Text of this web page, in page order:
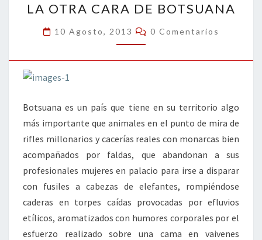
OTRA
CARA
DE
BOTSUANA
LA OTRA CARA DE BOTSUANA
10 Agosto, 2013 Comentarios
0 Comentarios
Botsuana es un país que tiene en su territorio algo
más importante que animales en el punto de mira de
rifles millonarios y cacerías reales con monarcas bien
acompañados por faldas, que abandonan a sus
profesionales mujeres en palacio para irse a disparar
con fusiles a cabezas de elefantes, rompiéndose
caderas en torpes caídas provocadas por efluvios
etílicos, aromatizados con humores corporales por el
esfuerzo realizado sobre una cama en vaivenes